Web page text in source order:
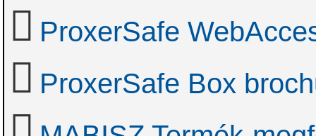
ProxerSafe
ProxerSafe Box